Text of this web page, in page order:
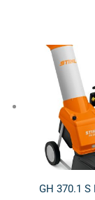
GH 370.1